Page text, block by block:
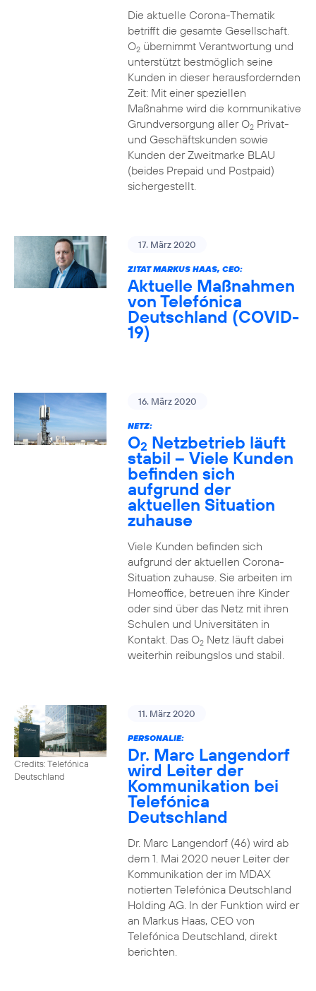
Die aktuelle Corona-Thematik
betrifft die gesamte Gesellschaft.
O2übernimmt Verantwortung und
unterstützt bestmöglich seine
Kunden in dieser herausfordernden
Zeit: Mit einer speziellen
Maßnahme wird die kommunikative
Grundversorgung aller O2Privat-
und Geschäftskunden sowie
Kunden der Zweitmarke BLAU
(beides Prepaid und Postpaid)
sichergestellt.
17. März 2020
ZITAT MARKUS HAAS, CEO:
Aktuelle Maßnahmen
von Telefónica
Deutschland (COVID-
19)
16. März 2020
NETZ:
O2 Netzbetrieb läuft
stabil – Viele Kunden
befinden sich
aufgrund der
aktuellen Situation
zuhause
Viele Kunden befinden sich
aufgrund der aktuellen Corona-
Situation zuhause. Sie arbeiten im
Homeoffice, betreuen ihre Kinder
oder sind über das Netz mit ihren
Schulen und Universitäten in
Kontakt. Das O2Netz läuft dabei
weiterhin reibungslos und stabil.
Credits: Telefónica
Deutschland
11. März 2020
PERSONALIE:
Dr. Marc Langendorf
wird Leiter der
Kommunikation bei
Telefónica
Deutschland
Dr. Marc Langendorf (46) wird ab
dem 1. Mai 2020 neuer Leiter der
Kommunikation der im MDAX
notierten Telefónica Deutschland
Holding AG. In der Funktion wird er
an Markus Haas, CEO von
Telefónica Deutschland, direkt
berichten.